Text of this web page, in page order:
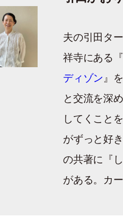
夫の引田タ
祥寺にある『
ディゾン 』
と交流を深
してくこと
がずっと好
の共著に『
がある。カ